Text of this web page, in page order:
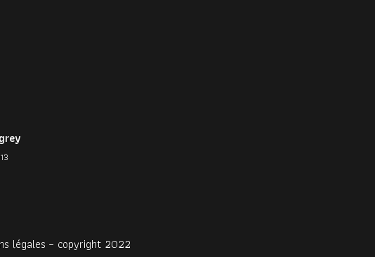
légales – copyright 2022